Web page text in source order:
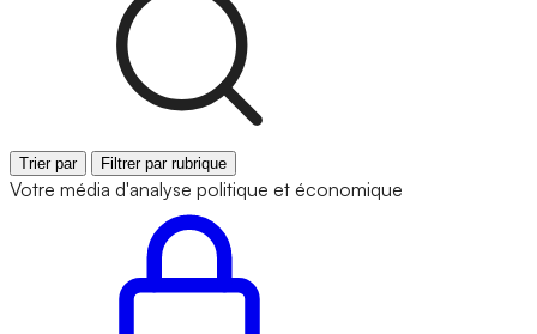
Trier par Filtrer par rubrique
Votre média d'analyse politique et économique